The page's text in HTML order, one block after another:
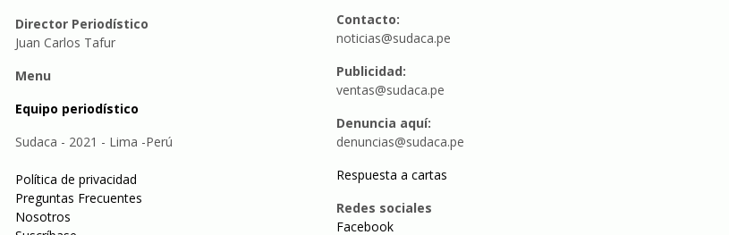
Director Periodístico
Juan Carlos Tafur
Menu
Equipo periodístico
Sudaca - 2021 - Lima -Perú
Política de privacidad
Preguntas Frecuentes
Nosotros
Contacto:
noticias@sudaca.pe
Publicidad:
ventas@sudaca.pe
Denuncia aquí:
denuncias@sudaca.pe
Respuesta a cartas
Redes sociales
Facebook